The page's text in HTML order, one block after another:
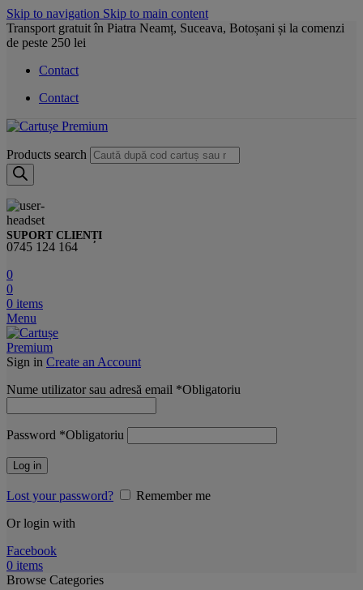
Skip to navigation Skip to main content
Transport gratuit în Piatra Neamț, Suceava, Botoșani și la comenzi
de peste 250 lei
Contact
Contact
Products search
SUPORT CLIENȚI
0745 124 164
0
0
0 items
Menu
Sign in Create an Account
Nume utilizator sau adresă email *Obligatoriu
Password *Obligatoriu
Log in
Lost your password?
Remember me
Or login with
Facebook
0 items
Browse Categories